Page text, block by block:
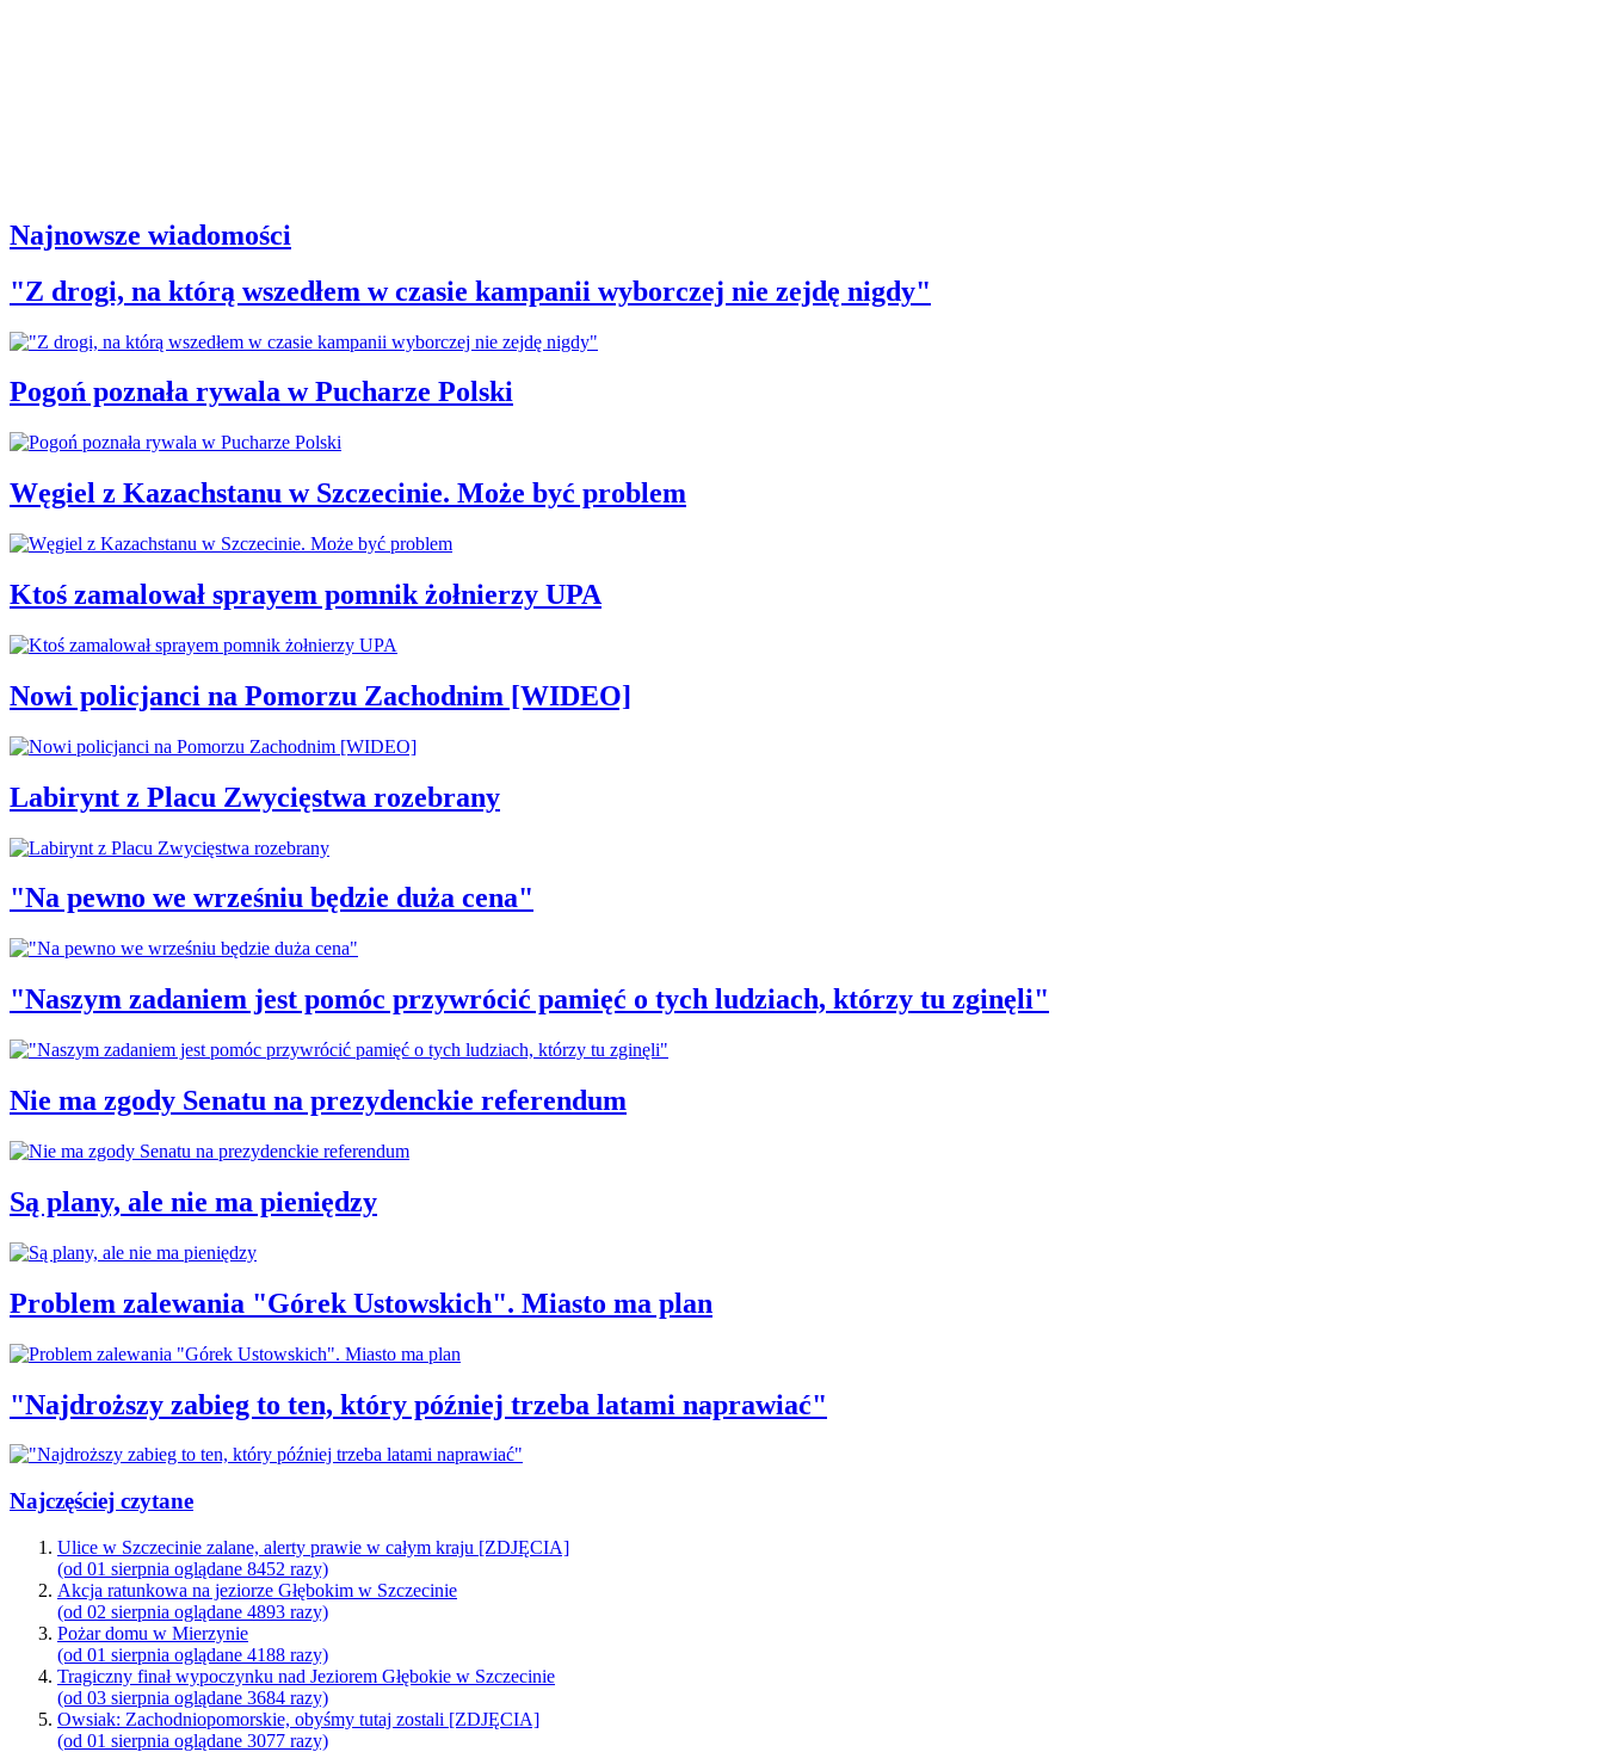
Najnowsze wiadomości
"Z drogi, na którą wszedłem w czasie kampanii wyborczej nie zejdę nigdy"
Pogoń poznała rywala w Pucharze Polski
Węgiel z Kazachstanu w Szczecinie. Może być problem
Ktoś zamalował sprayem pomnik żołnierzy UPA
Nowi policjanci na Pomorzu Zachodnim [WIDEO]
Labirynt z Placu Zwycięstwa rozebrany
"Na pewno we wrześniu będzie duża cena"
"Naszym zadaniem jest pomóc przywrócić pamięć o tych ludziach, którzy tu zginęli"
Nie ma zgody Senatu na prezydenckie referendum
Są plany, ale nie ma pieniędzy
Problem zalewania "Górek Ustowskich". Miasto ma plan
"Najdroższy zabieg to ten, który później trzeba latami naprawiać"
Najczęściej czytane
Ulice w Szczecinie zalane, alerty prawie w całym kraju [ZDJĘCIA]
(od 01 sierpnia oglądane 8452 razy)
Akcja ratunkowa na jeziorze Głębokim w Szczecinie
(od 02 sierpnia oglądane 4893 razy)
Pożar domu w Mierzynie
(od 01 sierpnia oglądane 4188 razy)
Tragiczny finał wypoczynku nad Jeziorem Głębokie w Szczecinie
(od 03 sierpnia oglądane 3684 razy)
Owsiak: Zachodniopomorskie, obyśmy tutaj zostali [ZDJĘCIA]
(od 01 sierpnia oglądane 3077 razy)